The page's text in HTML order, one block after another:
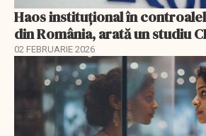
Haos instituțional în
din România, arată un studiu
02 FEBRUARIE 2026